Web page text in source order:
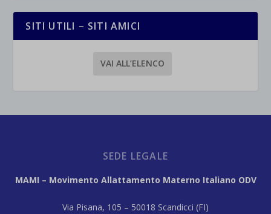
SITI UTILI – SITI AMICI
VAI ALL’ELENCO
SEDE LEGALE
MAMI – Movimento Allattamento Materno Italiano ODV
Via Pisana, 105 – 50018 Scandicci (FI)